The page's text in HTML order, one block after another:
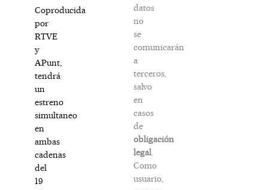
Coproducida
por
RTVE
y
APunt,
tendrá
un
estreno
simultaneo
en
ambas
cadenas
del
19
datos
no
se
comunicarán
a
terceros,
salvo
en
casos
de
obligación
legal.
Como
usuario,